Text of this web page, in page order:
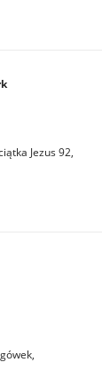
Jezus 92,